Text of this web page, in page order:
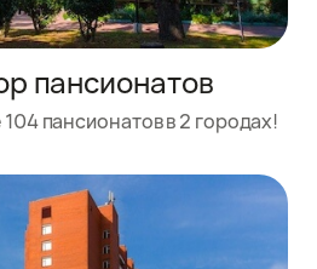
пансионатов
пансионатов в 2 городах!